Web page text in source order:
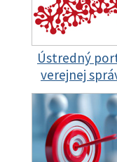
Ústredný
verejnej